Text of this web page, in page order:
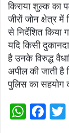
किराया शुल्क का
जीरों जोन क्षेत्र
से निर्देशित
यदि किसी
है उनके विरुद्ध
अपील की जाती है
पुलिस का सहयोग
W F